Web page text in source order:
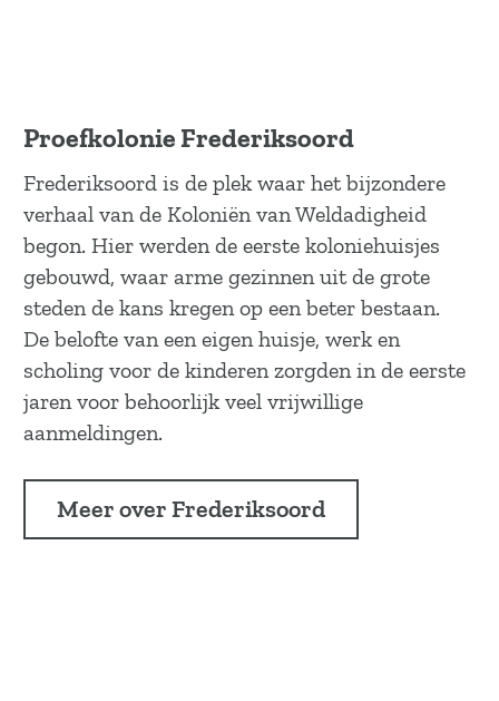
Proefkolonie Frederiksoord
Frederiksoord is de plek waar het bijzondere
verhaal van de Koloniën van Weldadigheid
begon. Hier werden de eerste koloniehuisjes
gebouwd, waar arme gezinnen uit de grote
steden de kans kregen op een beter bestaan.
De belofte van een eigen huisje, werk en
scholing voor de kinderen zorgden in de eerste
jaren voor behoorlijk veel vrijwillige
aanmeldingen.
Meer over Frederiksoord